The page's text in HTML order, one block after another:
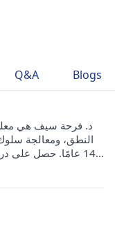
Q&A Blogs
د. فرحة سيف هي
النطق، ومعالجة
14 عامًا. حصل على